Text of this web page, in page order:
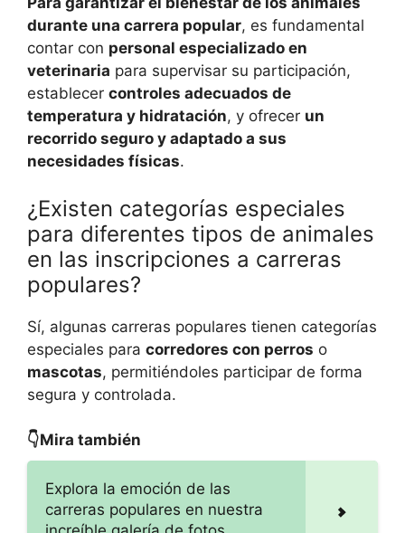
durante una carrera popular, es fundamental
contar con personal especializado en
veterinaria para supervisar su participación,
establecer controles adecuados de
temperatura y hidratación, y ofrecer un
recorrido seguro y adaptado a sus
necesidades físicas.
¿Existen categorías especiales
para diferentes tipos de animales
en las inscripciones a carreras
populares?
Sí, algunas carreras populares tienen categorías
especiales para corredores con perros o
mascotas, permitiéndoles participar de forma
segura y controlada.
👇Mira también
Explora la emoción de las
carreras populares en nuestra